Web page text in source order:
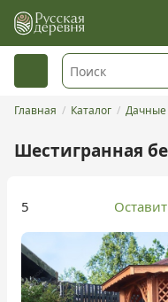
Главная Каталог Дачные
Шестигранная
5